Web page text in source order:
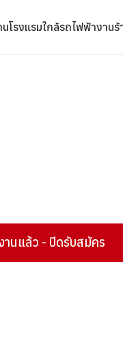
นโรงแรมใกล้รถไฟฟ้างานร้
านแล้ว - ปิดรับสมัคร